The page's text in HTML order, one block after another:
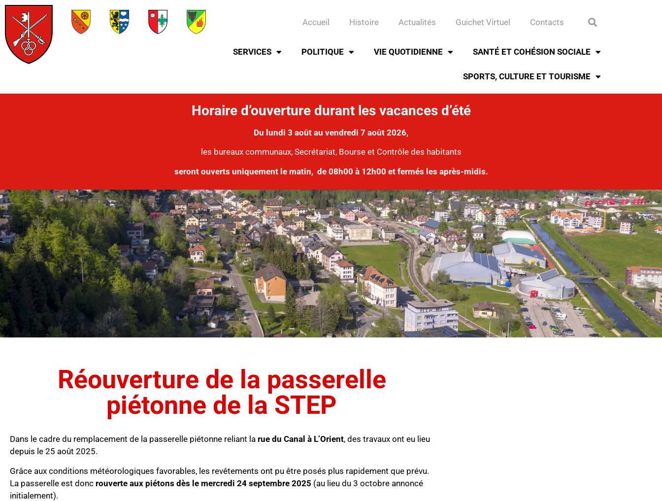
Accueil Histoire Actualités Guichet Virtuel Contacts
SERVICES POLITIQUE VIE QUOTIDIENNE SANTÉ ET COHÉSION SOCIALE
SPORTS, CULTURE ET TOURISME
Horaire d’ouverture durant les vacances d’été
Du lundi 3 août au vendredi 7 août 2026,
les bureaux communaux, Secrétariat, Bourse et Contrôle des habitants
seront ouverts uniquement le matin, de 08h00 à 12h00 et fermés les après-midis.
Réouverture de la passerelle
piétonne de la STEP
Dans le cadre du remplacement de la passerelle piétonne reliant la rue du Canal à L’Orient, des travaux ont eu lieu
depuis le 25 août 2025.
Grâce aux conditions météorologiques favorables, les revêtements ont pu être posés plus rapidement que prévu.
La passerelle est donc rouverte aux piétons dès le mercredi 24 septembre 2025 (au lieu du 3 octobre annoncé
initialement).